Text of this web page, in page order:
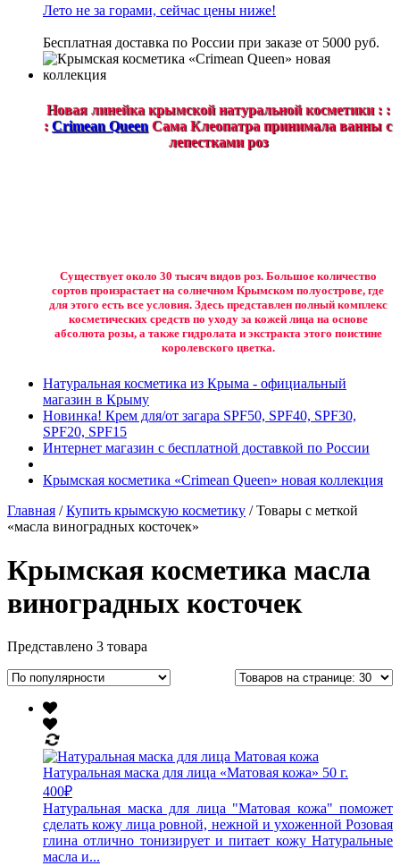
Лето не за горами, сейчас цены ниже!
Бесплатная доставка по России при заказе от 5000 руб.
Новая линейка крымской натуральной косметики : :
: Crimean Queen Сама Клеопатра принимала ванны с
лепестками роз
Существует около 30 тысяч видов роз. Большое количество
сортов произрастает на солнечном Крымском полуострове, где
для этого есть все условия. Здесь представлен полный комплекс
косметических средств по уходу за кожей лица на основе
абсолюта розы, а также гидролата и экстракта этого поистине
королевского цветка.
Натуральная косметика из Крыма - официальный
магазин в Крыму
Новинка! Крем для/от загара SPF50, SPF40, SPF30,
SPF20, SPF15
Интернет магазин с бесплатной доставкой по России
Крымская косметика «Crimean Queen» новая коллекция
Главная /Купить крымскую косметику / Товары с меткой
«масла виноградных косточек»
Крымская косметика масла
виноградных косточек
Представлено 3 товара
Натуральная маска для лица «Матовая кожа» 50 г.
400₽
Натуральная маска для лица "Матовая кожа" поможет
сделать кожу лица ровной, нежной и ухоженной Розовая
глина отлично тонизирует и питает кожу Натуральные
масла и...